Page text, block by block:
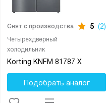
Четырехдверный
холодильник
Korting KNFM 81787 X
Снят с производства 5 (2)
Подобрать аналог